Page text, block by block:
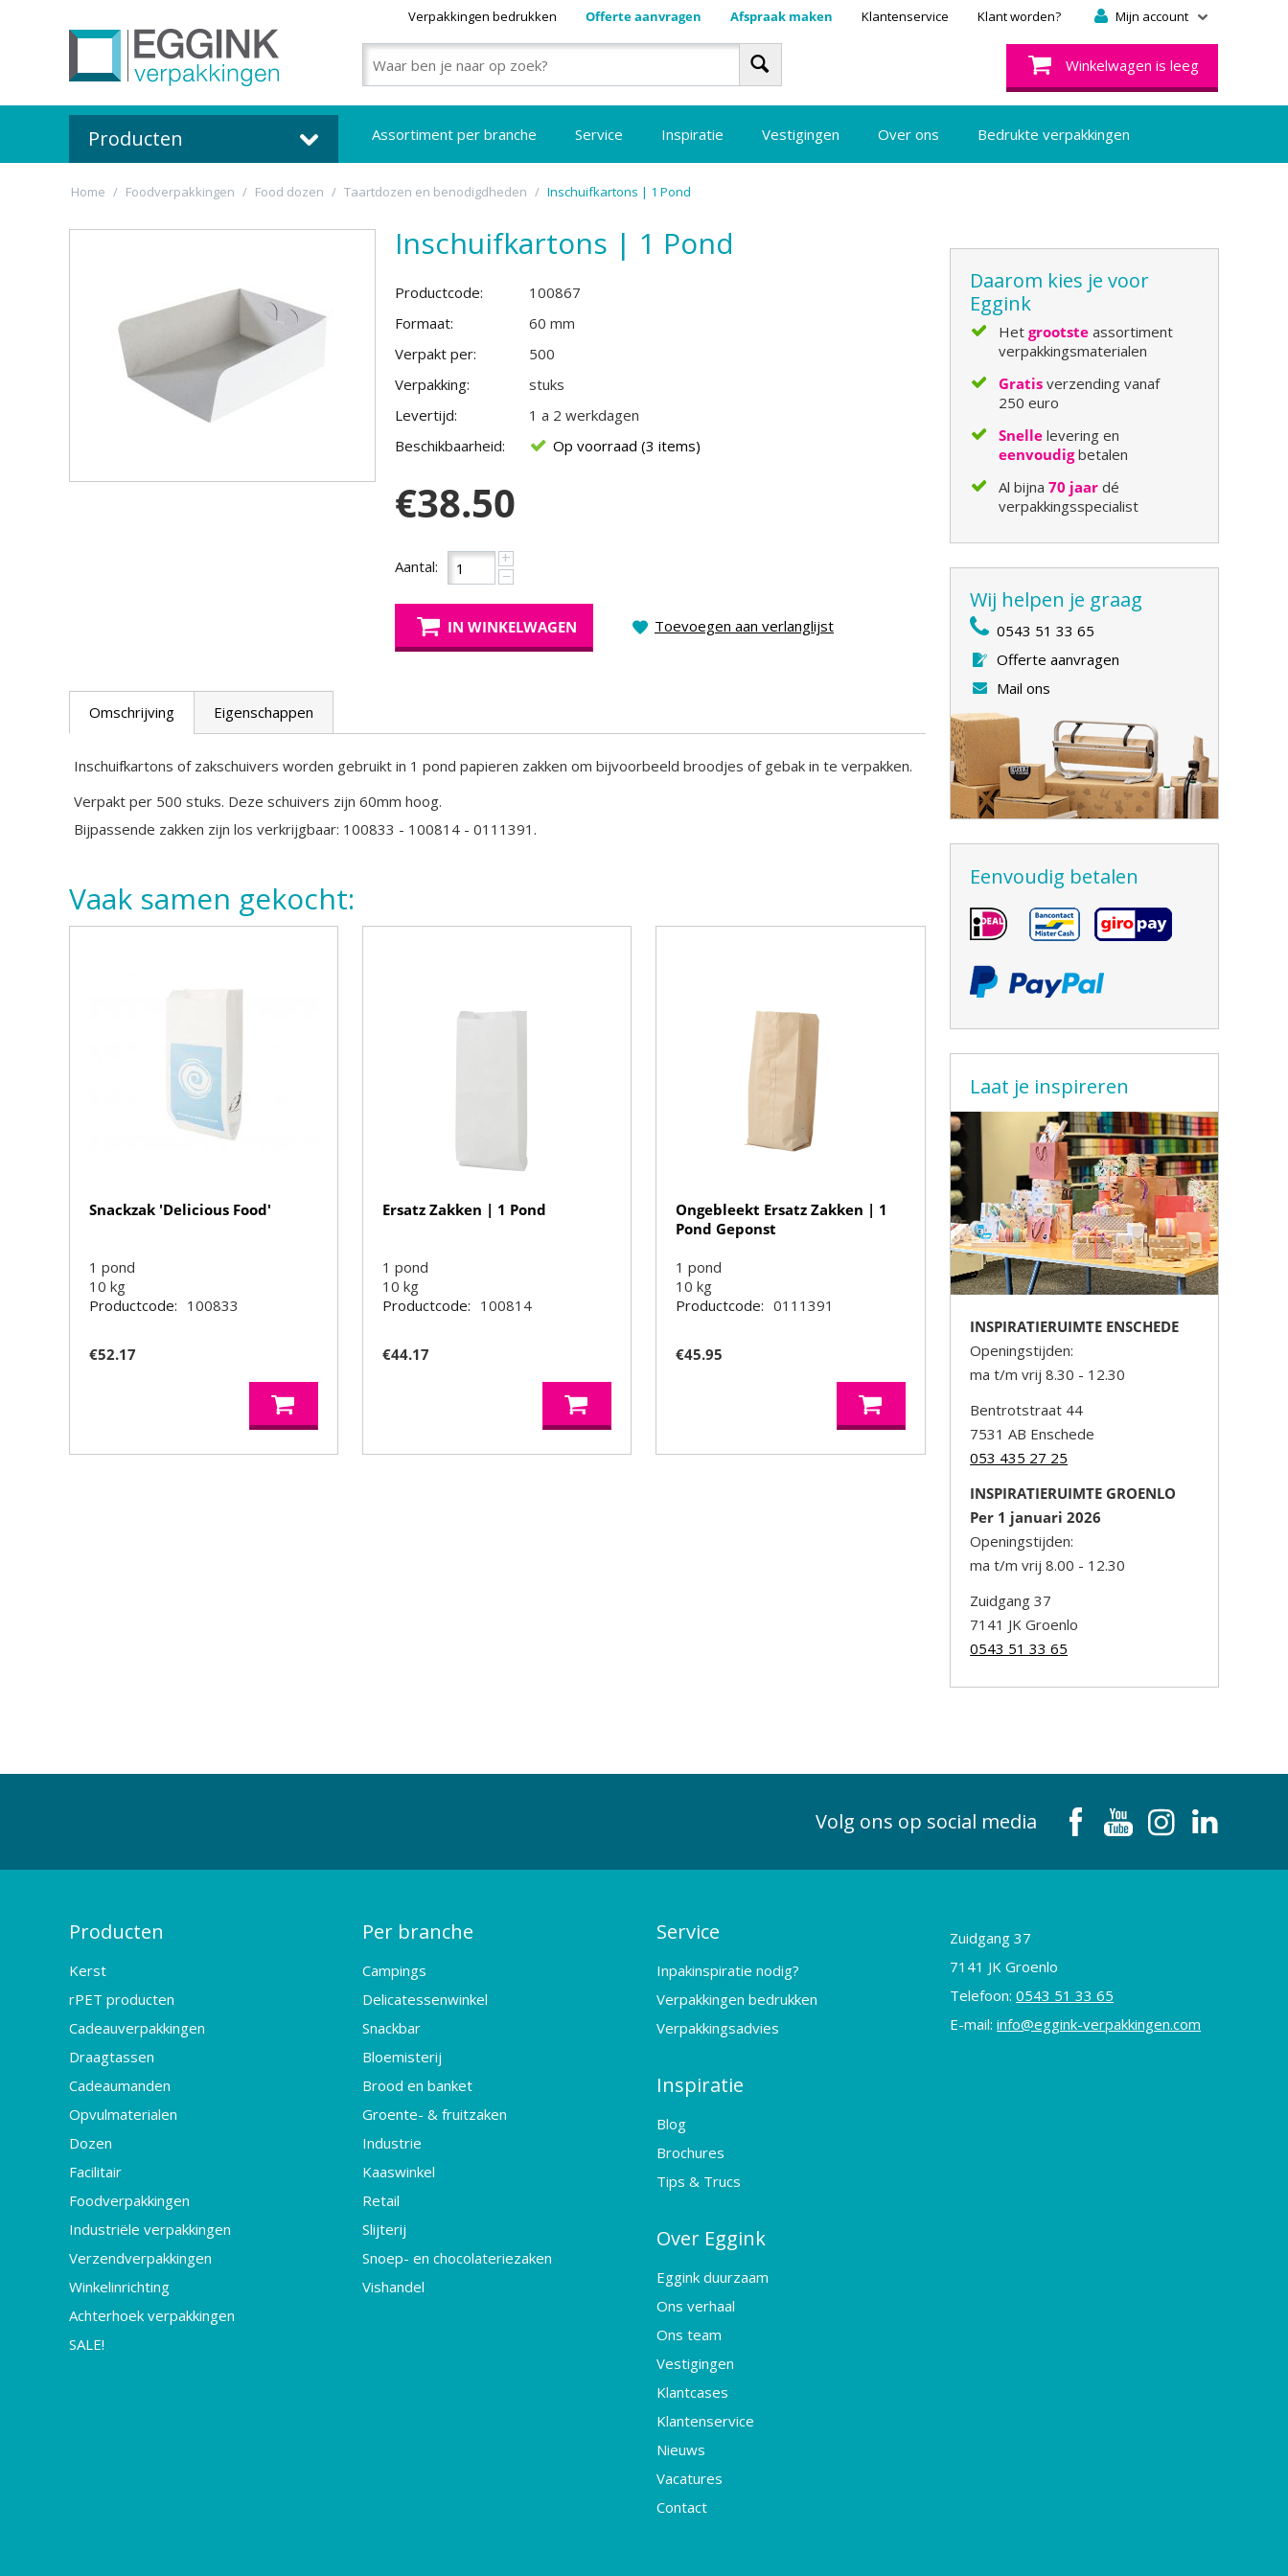
Mijn account
Verpakkingen bedrukken Offerte aanvragen Afspraak maken Klantenservice Klant worden?
Winkelwagen is leeg
Producten Assortiment per branche Service Inspiratie Vestigingen Over ons Bedrukte verpakkingen
Home / Foodverpakkingen / Food dozen / Taartdozen en benodigdheden / Inschuifkartons | 1 Pond
Inschuifkartons | 1 Pond
Productcode:
100867
Formaat:
60 mm
Verpakt per:
500
Verpakking:
stuks
Levertijd:
1 a 2 werkdagen
Beschikbaarheid:
Op voorraad (3 items)
€38.50
Aantal:
+
−
IN WINKELWAGEN Toevoegen aan verlanglijst
Omschrijving Eigenschappen
Inschuifkartons of zakschuivers worden gebruikt in 1 pond papieren zakken om bijvoorbeeld broodjes of gebak in te verpakken.
Verpakt per 500 stuks. Deze schuivers zijn 60mm hoog.
Bijpassende zakken zijn los verkrijgbaar: 100833 - 100814 - 0111391.
Vaak samen gekocht:
Snackzak 'Delicious Food'
1 pond
10 kg
Productcode: 100833
€52.17
Ersatz Zakken | 1 Pond
1 pond
10kg
Productcode: 100814
€44.17
Ongebleekt Ersatz Zakken | 1
Pond Geponst
1 pond
10kg
Productcode: 0111391
€45.95
Daarom kies je voor
Eggink
Hetgrootste assortiment
verpakkingsmaterialen
Gratis verzending vanaf
250 euro
Snelle levering en
eenvoudigbetalen
Al bijna70 jaar dé
verpakkingsspecialist
Wij helpen je graag
0543 51 33 65
Offerte aanvragen
Mail ons
Eenvoudig betalen
Laat je inspireren
INSPIRATIERUIMTE ENSCHEDE
Openingstijden:
ma t/m vrij 8.30 - 12.30
Bentrotstraat 44
7531 AB Enschede
053 435 27 25
INSPIRATIERUIMTE GROENLO
Per 1 januari 2026
Openingstijden:
ma t/m vrij 8.00 - 12.30
Zuidgang 37
7141 JK Groenlo
0543 51 33 65
Volg ons op social media
Producten
Kerst
rPET producten
Cadeauverpakkingen
Draagtassen
Cadeaumanden
Opvulmaterialen
Dozen
Facilitair
Foodverpakkingen
Industriële verpakkingen
Verzendverpakkingen
Winkelinrichting
Achterhoek verpakkingen
SALE!
Per branche
Campings
Delicatessenwinkel
Snackbar
Bloemisterij
Brood en banket
Groente- & fruitzaken
Industrie
Kaaswinkel
Retail
Slijterij
Snoep- en chocolateriezaken
Vishandel
Service
Inpakinspiratie nodig?
Verpakkingen bedrukken
Verpakkingsadvies
Inspiratie
Blog
Brochures
Tips & Trucs
Over Eggink
Eggink duurzaam
Ons verhaal
Ons team
Vestigingen
Klantcases
Klantenservice
Nieuws
Vacatures
Contact
Zuidgang 37
7141 JK Groenlo
Telefoon:0543 51 33 65
E-mail:info@eggink-verpakkingen.com